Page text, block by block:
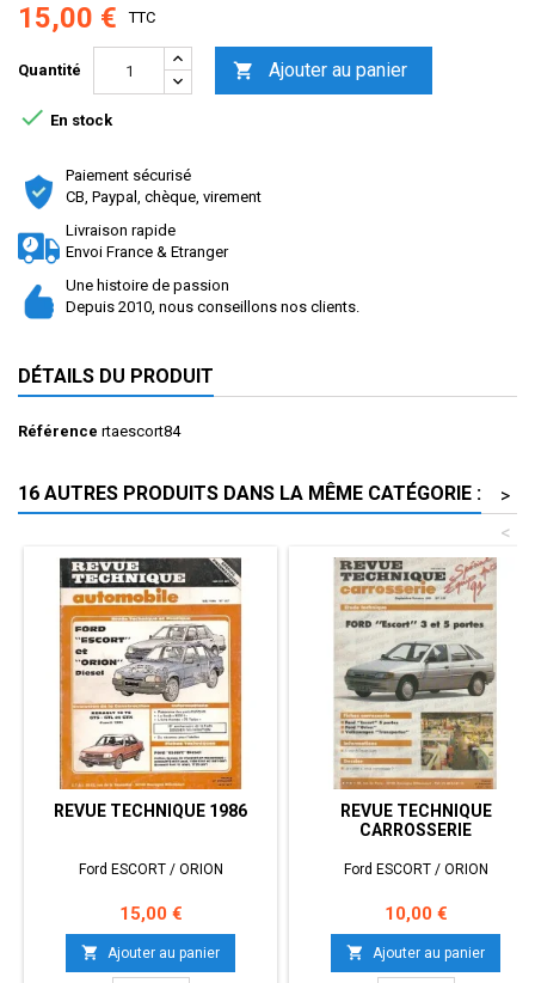
15,00 € TTC
Quantité  Ajouter au panier
 En stock
Paiement sécurisé
CB, Paypal, chèque, virement
Livraison rapide
Envoi France & Etranger
Une histoire de passion
Depuis 2010, nous conseillons nos clients.
DÉTAILS DU PRODUIT
Référence rtaescort84
16 AUTRES PRODUITS DANS LA MÊME CATÉGORIE :
>
<
REVUE TECHNIQUE 1986
Ford ESCORT / ORION
Prix
15,00 €
 Ajouter au panier
REVUE TECHNIQUE
CARROSSERIE
Ford ESCORT / ORION
Prix
10,00 €
 Ajouter au panier